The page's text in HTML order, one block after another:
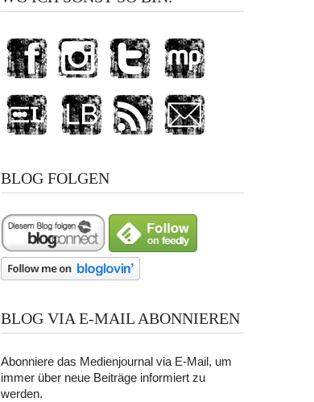
BLOG FOLGEN
BLOG VIA E-MAIL ABONNIEREN
Abonniere das Medienjournal via E-Mail, um
immer über neue Beiträge informiert zu
werden.